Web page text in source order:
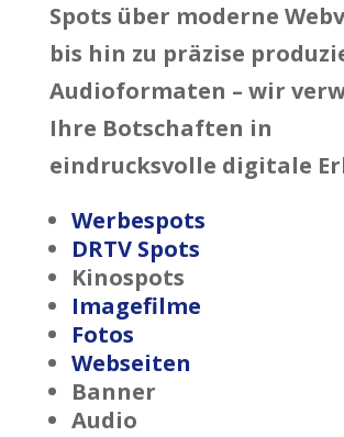
Spots über moderne
bis hin zu präzise
Audioformaten – wir
Ihre Botschaften in
eindrucksvolle digitale
Werbespots
DRTV Spots
Kinospots
Imagefilme
Fotos
Webseiten
Banner
Audio